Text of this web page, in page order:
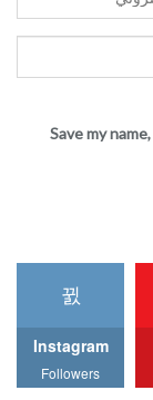
Save my
Instagram
Followers